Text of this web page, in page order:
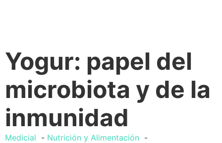
Yogur: papel del
microbiota y de la
inmunidad
Medicial
Nutrición y Alimentación